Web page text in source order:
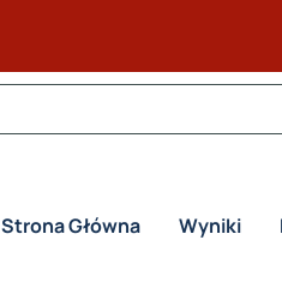
Strona Główna Wyniki